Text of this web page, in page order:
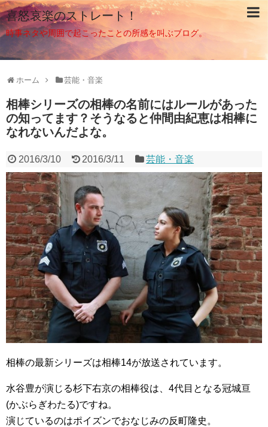
喜怒哀楽のストレート！
時事ネタや周囲で起こったことの所感を叫ぶブログ。
ホーム 芸能・音楽
相棒シリーズの相棒の名前にはルールがあった
の知ってます？そうなると仲間由紀恵は相棒に
なれないんだよな。
2016/3/10 2016/3/11 芸能・音楽
相棒の最新シリーズは相棒14が放送されています。
水谷豊が演じる杉下右京の相棒役は、4代目となる冠城亘
(かぶらぎわたる)ですね。
演じているのはポイズンでおなじみの反町隆史。